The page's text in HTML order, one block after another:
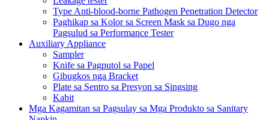
Type Anti-blood-borne Pathogen Penetration Detector
Paghikap sa Kolor sa Screen Mask sa Dugo nga
Pagsulud sa Performance Tester
Auxiliary Appliance
Sampler
Knife sa Pagputol sa Papel
Gibugkos nga Bracket
Plate sa Sentro sa Presyon sa Singsing
Kabit
Mga Kagamitan sa Pagsulay sa Mga Produkto sa Sanitary